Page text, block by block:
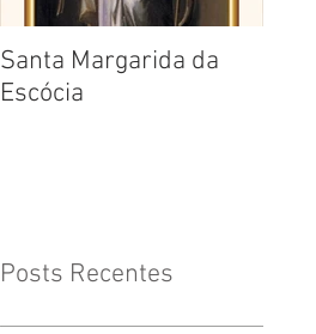
Santa Margarida da
Escócia
Posts Recentes